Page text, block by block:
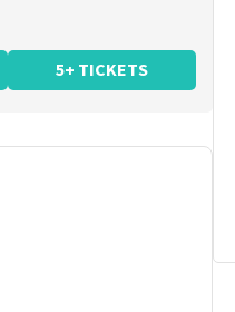
5+ TICKETS